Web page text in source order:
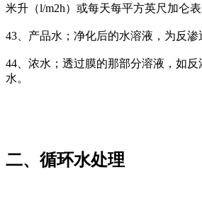
米升（l/m2h）或每天每平方英尺加仑表
43、产品水；净化后的水溶液，为反渗
44、浓水；透过膜的那部分溶液，如
水。
二、循环水处理